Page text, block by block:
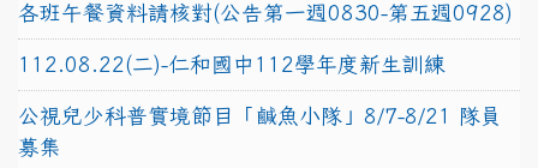
各班午餐資料請核對(公告第一週0830-第五週0928)
112.08.22(二)-仁和國中112學年度新生訓練
公視兒少科普實境節目「鹹魚小隊」8/7-8/21 隊員
募集